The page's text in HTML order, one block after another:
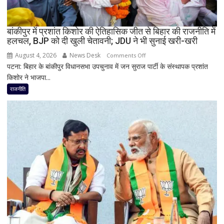
नितिन
नवीन
का
पहला
आत्ममंथन
बांकीपुर में प्रशांत किशोर की ऐतिहासिक जीत से बिहार की राजनीति में
हलचल, BJP को दी खुली चेतावनी; JDU ने भी सुनाई खरी-खरी
August 4, 2026 News Desk Comments Offon
बांकीपुर
ऐतिहासिक
जीत
से
बिहार
की
राजनीति
में
हलचल,
BJP
को
पटना: बिहार के बांकीपुर विधानसभा उपचुनाव में जन सुराज पार्टी के संस्थापक प्रशांत
किशोर ने भाजपा...
राजनीति